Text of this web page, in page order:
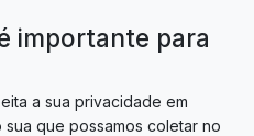
importante para
a sua privacidade em
que possamos coletar no